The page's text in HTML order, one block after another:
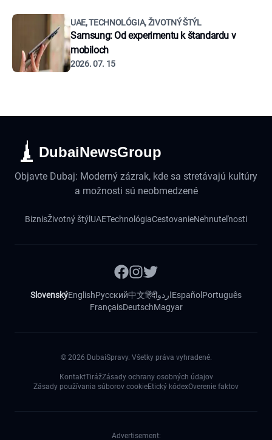
UAE, TECHNOLÓGIA, ŽIVOTNÝ ŠTÝL
Samsung: Od experimentu k štandardu v
mobiloch
2026. 07. 15
DubaiNewsGroup
Objavte Dubaj: Moderný zázrak, kde sa stretávajú kultúry
a možnosti sú neobmedzené
BiznisŽivotný štýl UAETechnológiaCestovanieNehnuteľnosti
SlovenskýEnglishРусский中文हिंदीاردوEspañol Português
FrançaisDeutschMagyar
© 2026 DubaiSpravy. Všetky práva vyhradené.
KontaktTirážZásady ochrany osobných údajov
Zásady používania súborov cookieEtický kódexOverenie faktov
Advertisement: